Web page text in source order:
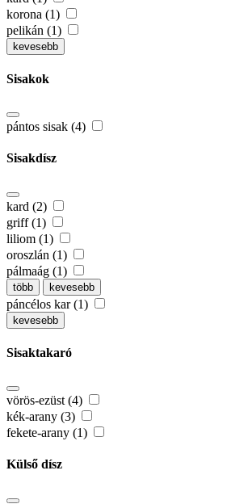
korona (1)
pelikán (1)
kevesebb
Sisakok
pántos sisak (4)
Sisakdísz
kard (2)
griff (1)
liliom (1)
oroszlán (1)
pálmaág (1)
több kevesebb
páncélos kar (1)
kevesebb
Sisaktakaró
vörös-ezüst (4)
kék-arany (3)
fekete-arany (1)
Külső dísz